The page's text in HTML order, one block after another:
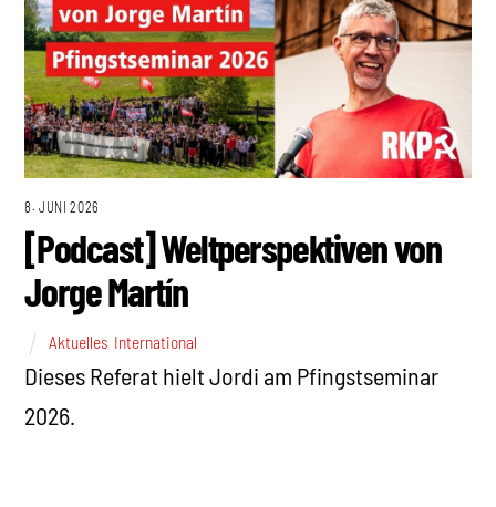
8. JUNI 2026
[Podcast] Weltperspektiven von
Jorge Martín
Aktuelles International
Dieses Referat hielt Jordi am Pfingstseminar
2026.